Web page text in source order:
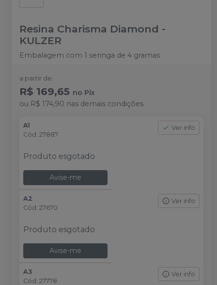
Resina Charisma Diamond -
KULZER
Embalagem com 1 seringa de 4 gramas
a partir de:
R$ 169,65 no Pix
ou R$ 174,90 nas demais condições
A1
Cód. 27887
Ver info
Produto esgotado
Avise-me
A2
Cód. 27670
Ver info
Produto esgotado
Avise-me
A3
Cód. 27778
Ver info